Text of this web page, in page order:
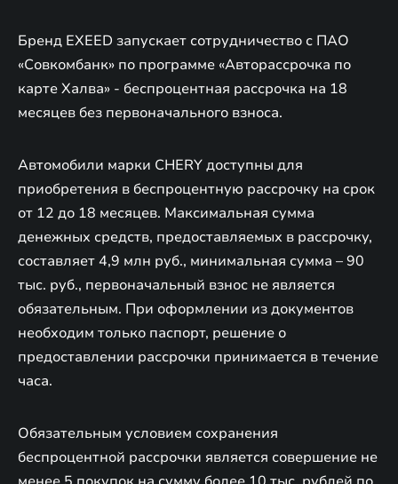
Бренд EXEED запускает сотрудничество с ПАО
«Совкомбанк» по программе «Авторассрочка по
карте Халва» - беспроцентная рассрочка на 18
месяцев без первоначального взноса.
Автомобили марки CHERY доступны для
приобретения в беспроцентную рассрочку на срок
от 12 до 18 месяцев. Максимальная сумма
денежных средств, предоставляемых в рассрочку,
составляет 4,9 млн руб., минимальная сумма – 90
тыс. руб., первоначальный взнос не является
обязательным. При оформлении из документов
необходим только паспорт, решение о
предоставлении рассрочки принимается в течение
часа.
Обязательным условием сохранения
беспроцентной рассрочки является совершение не